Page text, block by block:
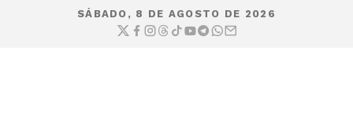
SÁBADO, 8 DE AGOSTO DE 2026